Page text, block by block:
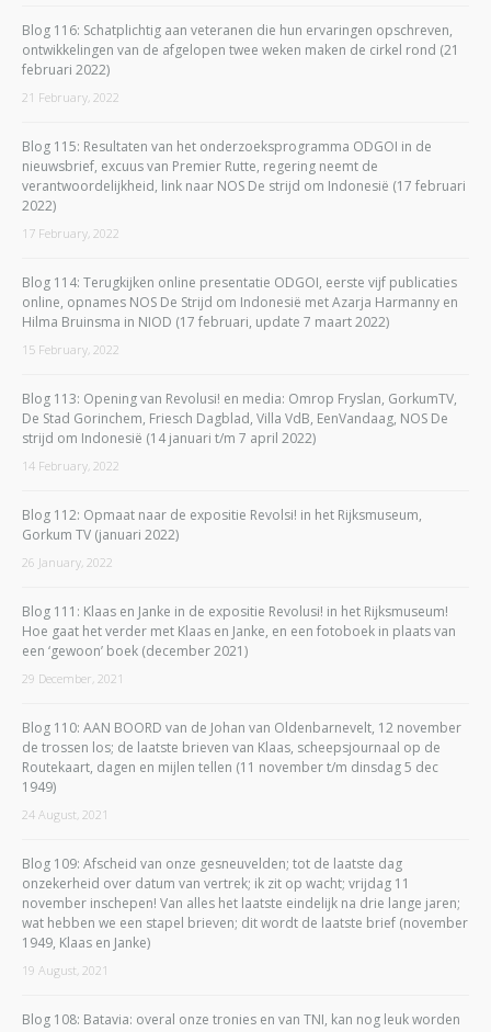
Blog 116: Schatplichtig aan veteranen die hun ervaringen opschreven,
ontwikkelingen van de afgelopen twee weken maken de cirkel rond (21
februari 2022)
21 February, 2022
Blog 115: Resultaten van het onderzoeksprogramma ODGOI in de
nieuwsbrief, excuus van Premier Rutte, regering neemt de
verantwoordelijkheid, link naar NOS De strijd om Indonesië (17 februari
2022)
17 February, 2022
Blog 114: Terugkijken online presentatie ODGOI, eerste vijf publicaties
online, opnames NOS De Strijd om Indonesië met Azarja Harmanny en
Hilma Bruinsma in NIOD (17 februari, update 7 maart 2022)
15 February, 2022
Blog 113: Opening van Revolusi! en media: Omrop Fryslan, GorkumTV,
De Stad Gorinchem, Friesch Dagblad, Villa VdB, EenVandaag, NOS De
strijd om Indonesië (14 januari t/m 7 april 2022)
14 February, 2022
Blog 112: Opmaat naar de expositie Revolsi! in het Rijksmuseum,
Gorkum TV (januari 2022)
26 January, 2022
Blog 111: Klaas en Janke in de expositie Revolusi! in het Rijksmuseum!
Hoe gaat het verder met Klaas en Janke, en een fotoboek in plaats van
een ‘gewoon’ boek (december 2021)
29 December, 2021
Blog 110: AAN BOORD van de Johan van Oldenbarnevelt, 12 november
de trossen los; de laatste brieven van Klaas, scheepsjournaal op de
Routekaart, dagen en mijlen tellen (11 november t/m dinsdag 5 dec
1949)
24 August, 2021
Blog 109: Afscheid van onze gesneuvelden; tot de laatste dag
onzekerheid over datum van vertrek; ik zit op wacht; vrijdag 11
november inschepen! Van alles het laatste eindelijk na drie lange jaren;
wat hebben we een stapel brieven; dit wordt de laatste brief (november
1949, Klaas en Janke)
19 August, 2021
Blog 108: Batavia: overal onze tronies en van TNI, kan nog leuk worden